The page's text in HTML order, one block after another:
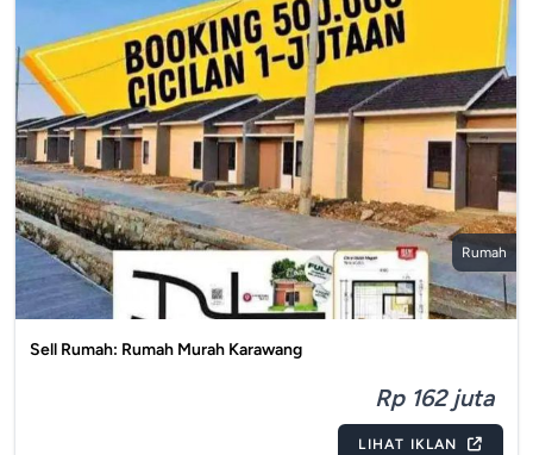
Rumah
Sell Rumah: Rumah Murah Karawang
Rp 162 juta
LIHAT IKLAN